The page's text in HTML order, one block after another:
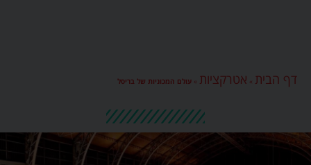
דף הבית » אטרקציות » עולם המכוניות של בריסל